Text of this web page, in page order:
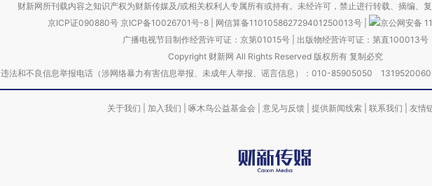
财新网所刊载内容之知识产权为财新传媒及/或相关权利人专属所有或持有。未经许可，禁止进行转载、摘编、复
京ICP证090880号 京ICP备10026701号-8 网信算备110105862729401250013号
京公网安备
广播电视节目制作经营许可证：京第01015号| 出版物经营许可证：第直100013号
Copyright 财新网 All Rights Reserved 版权所有 复制必究
违法和不良信息举报电话（涉网络暴力有害信息举报、未成年人举报、谣言信息）：010-85905050
关于我们 加入我们 啄木鸟公益基金会 意见与反馈 提供新闻线索 联系我们 友情